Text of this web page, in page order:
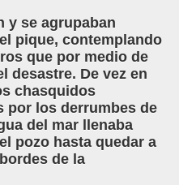
y se agrupaban
pique, contemplando
que por medio de
desastre. De vez en
chasquidos
por los derrumbes de
del mar llenaba
pozo hasta quedar a
de la